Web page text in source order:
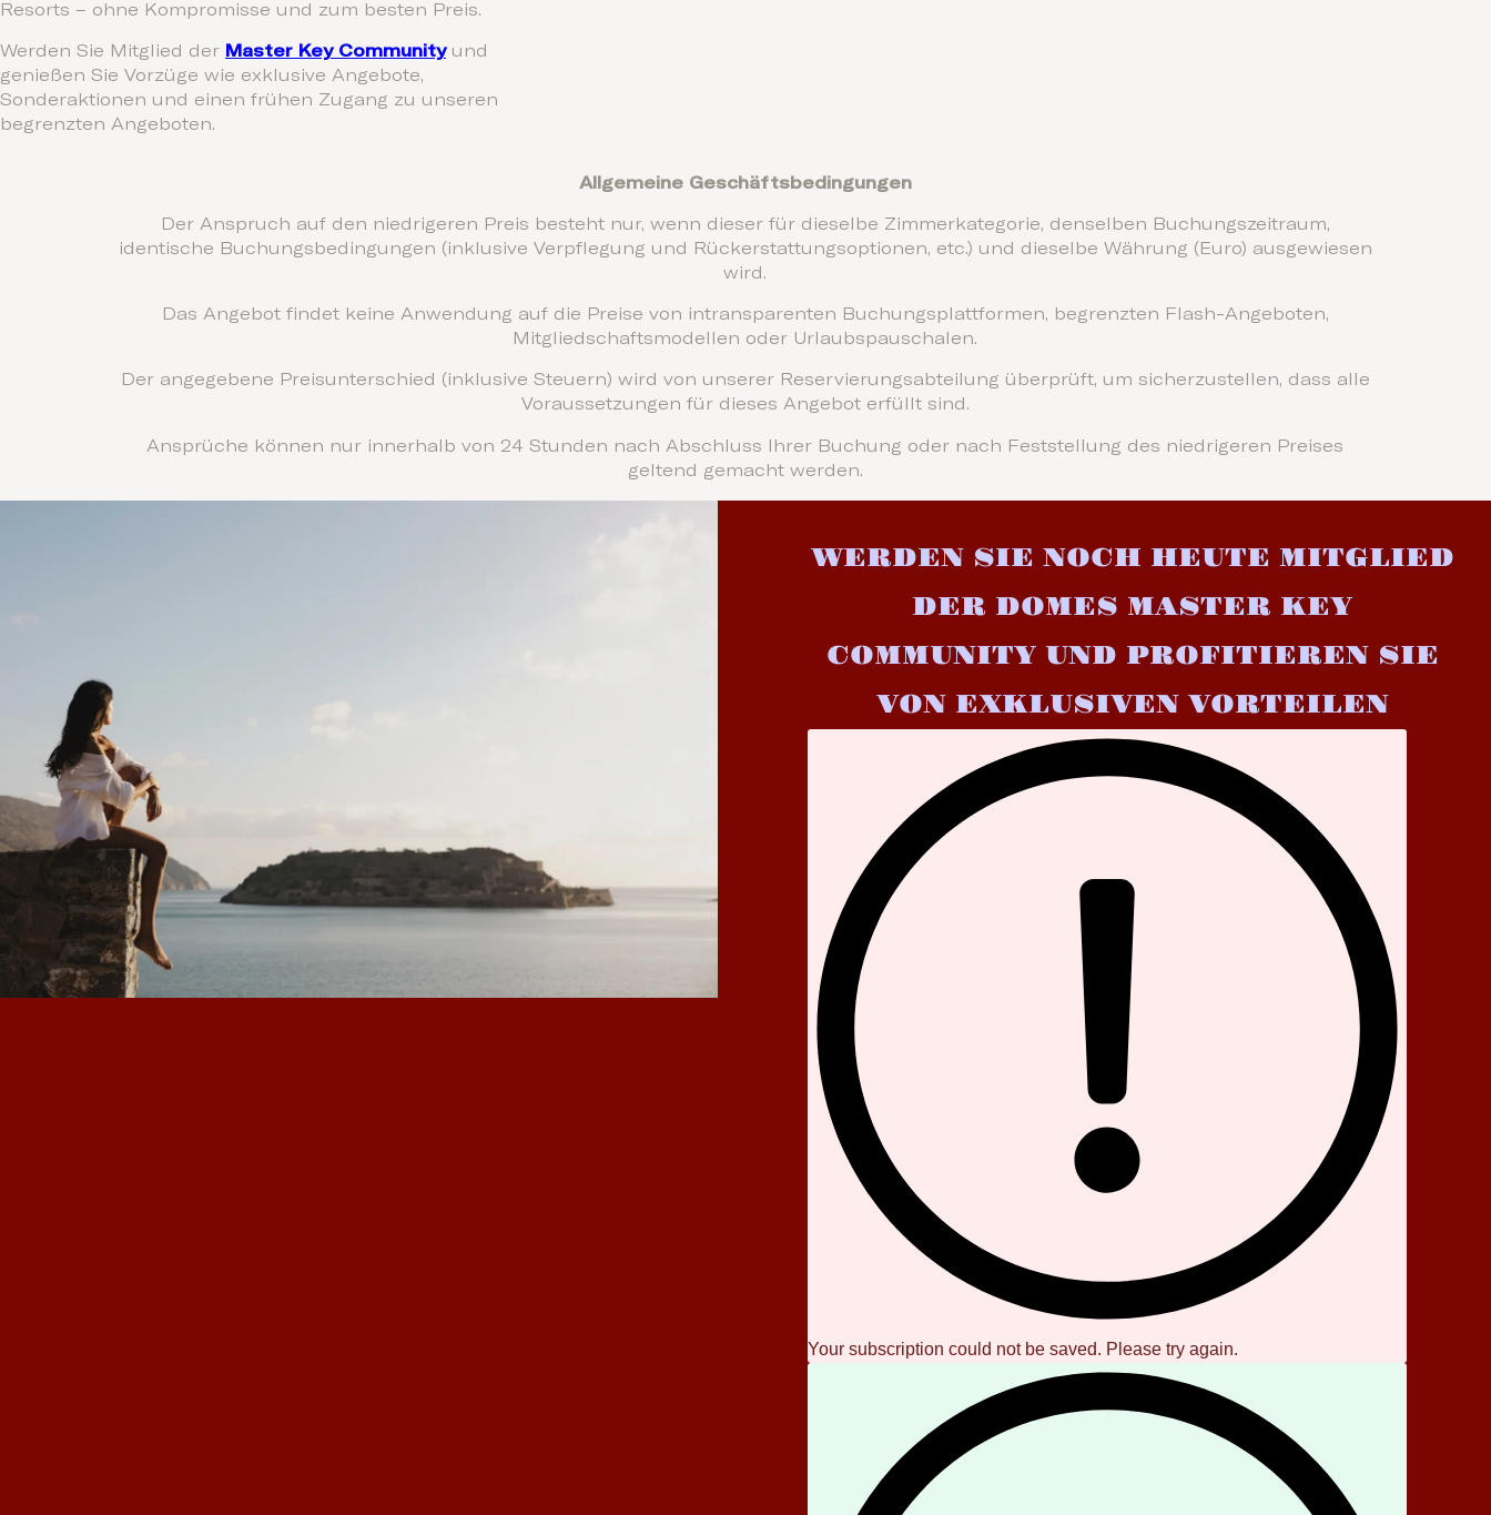
Resorts – ohne Kompromisse und zum besten Preis.
Werden Sie Mitglied der Master Key Communityund
genießen Sie Vorzüge wie exklusive Angebote,
Sonderaktionen und einen frühen Zugang zu unseren
begrenzten Angeboten.
Allgemeine Geschäftsbedingungen
Der Anspruch auf den niedrigeren Preis besteht nur, wenn dieser für dieselbe Zimmerkategorie, denselben Buchungszeitraum,
identische Buchungsbedingungen (inklusive Verpflegung und Rückerstattungsoptionen, etc.) und dieselbe Währung (Euro) ausgewiesen
wird.
Das Angebot findet keine Anwendung auf die Preise von intransparenten Buchungsplattformen, begrenzten Flash-Angeboten,
Mitgliedschaftsmodellen oder Urlaubspauschalen.
Der angegebene Preisunterschied (inklusive Steuern) wird von unserer Reservierungsabteilung überprüft, um sicherzustellen, dass alle
Voraussetzungen für dieses Angebot erfüllt sind.
Ansprüche können nur innerhalb von 24 Stunden nach Abschluss Ihrer Buchung oder nach Feststellung des niedrigeren Preises
geltend gemacht werden.
WERDEN SIE NOCH HEUTE MITGLIED
DER DOMES MASTER KEY
COMMUNITY UND PROFITIEREN SIE
VON EXKLUSIVEN VORTEILEN
Your subscription could not be saved. Please try again.